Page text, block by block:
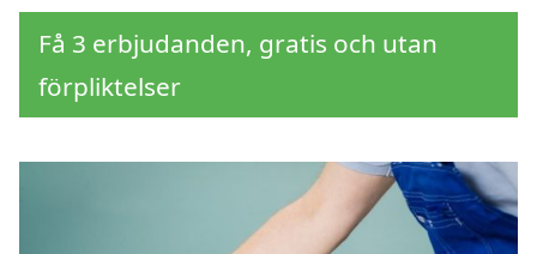
Få 3 erbjudanden, gratis och utan
förpliktelser